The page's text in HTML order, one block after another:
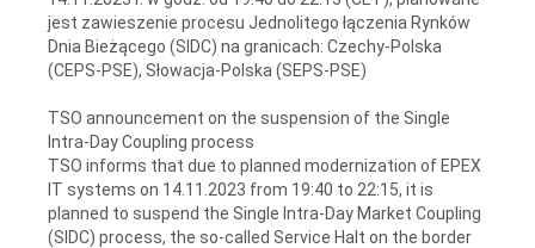
jest zawieszenie procesu Jednolitego łączenia Rynków
Dnia Bieżącego (SIDC) na granicach: Czechy-Polska
(CEPS-PSE), Słowacja-Polska (SEPS-PSE)
TSO announcement on the suspension of the Single
Intra-Day Coupling process
TSO informs that due to planned modernization of EPEX
IT systems on 14.11.2023 from 19:40 to 22:15, it is
planned to suspend the Single Intra-Day Market Coupling
(SIDC) process, the so-called Service Halt on the border